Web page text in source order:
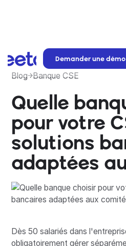
Demander une démo
Blog Banque CSE
Quelle
pour votre
solutions
adaptées
Dès 50 salariés dans
obligatoirement gérer